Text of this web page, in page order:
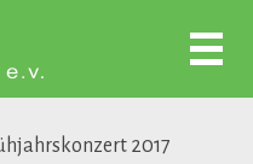
2017